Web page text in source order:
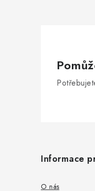
Informace
O nás